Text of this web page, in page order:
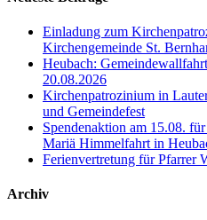
Einladung zum
Kirchengemeinde St.
Heubach:
20.08.2026
Kirchenpatrozinium in
und Gemeindefest
Spendenaktion am 15.08.
Mariä Himmelfahrt in
Ferienvertretung für Pfarrer
Archiv